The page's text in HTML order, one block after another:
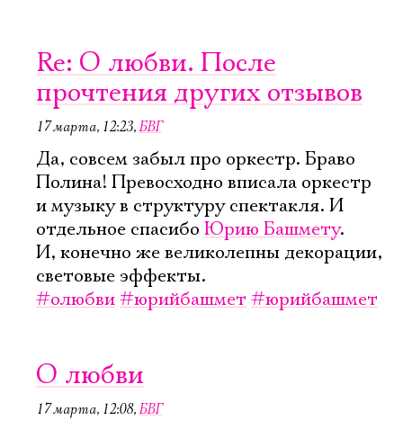
Re: О любви. После
прочтения других отзывов
17 марта, 12:23,БВГ
Да, совсем забыл про оркестр. Браво
Полина! Превосходно вписала оркестр
и музыку в структуру спектакля. И
отдельное спасибо Юрию Башмету.
И, конечно же великолепны декорации,
световые эффекты.
#олюбви#юрийбашмет #юрийбашмет
О любви
17 марта, 12:08,БВГ